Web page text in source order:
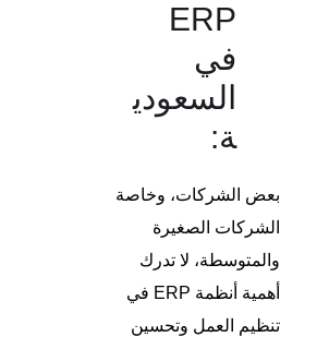
في
السعودي
ة:
بعض الشركات، وخاصة
الشركات الصغيرة
والمتوسطة، لا تدرك
أهمية أنظمة ERP في
تنظيم العمل وتحسين